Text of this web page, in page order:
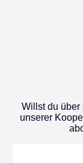
Willst du über
unserer